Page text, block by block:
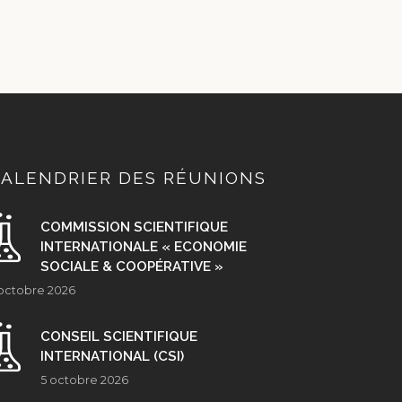
DES RÉUNIONS
COMMISSION SCIENTIFIQUE
INTERNATIONALE « ECONOMIE
SOCIALE & COOPÉRATIVE »
2026
CONSEIL SCIENTIFIQUE
INTERNATIONAL (CSI)
5 octobre 2026